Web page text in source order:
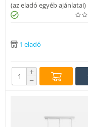
(az eladó egyéb ajánlatai)
1 eladó
+
−